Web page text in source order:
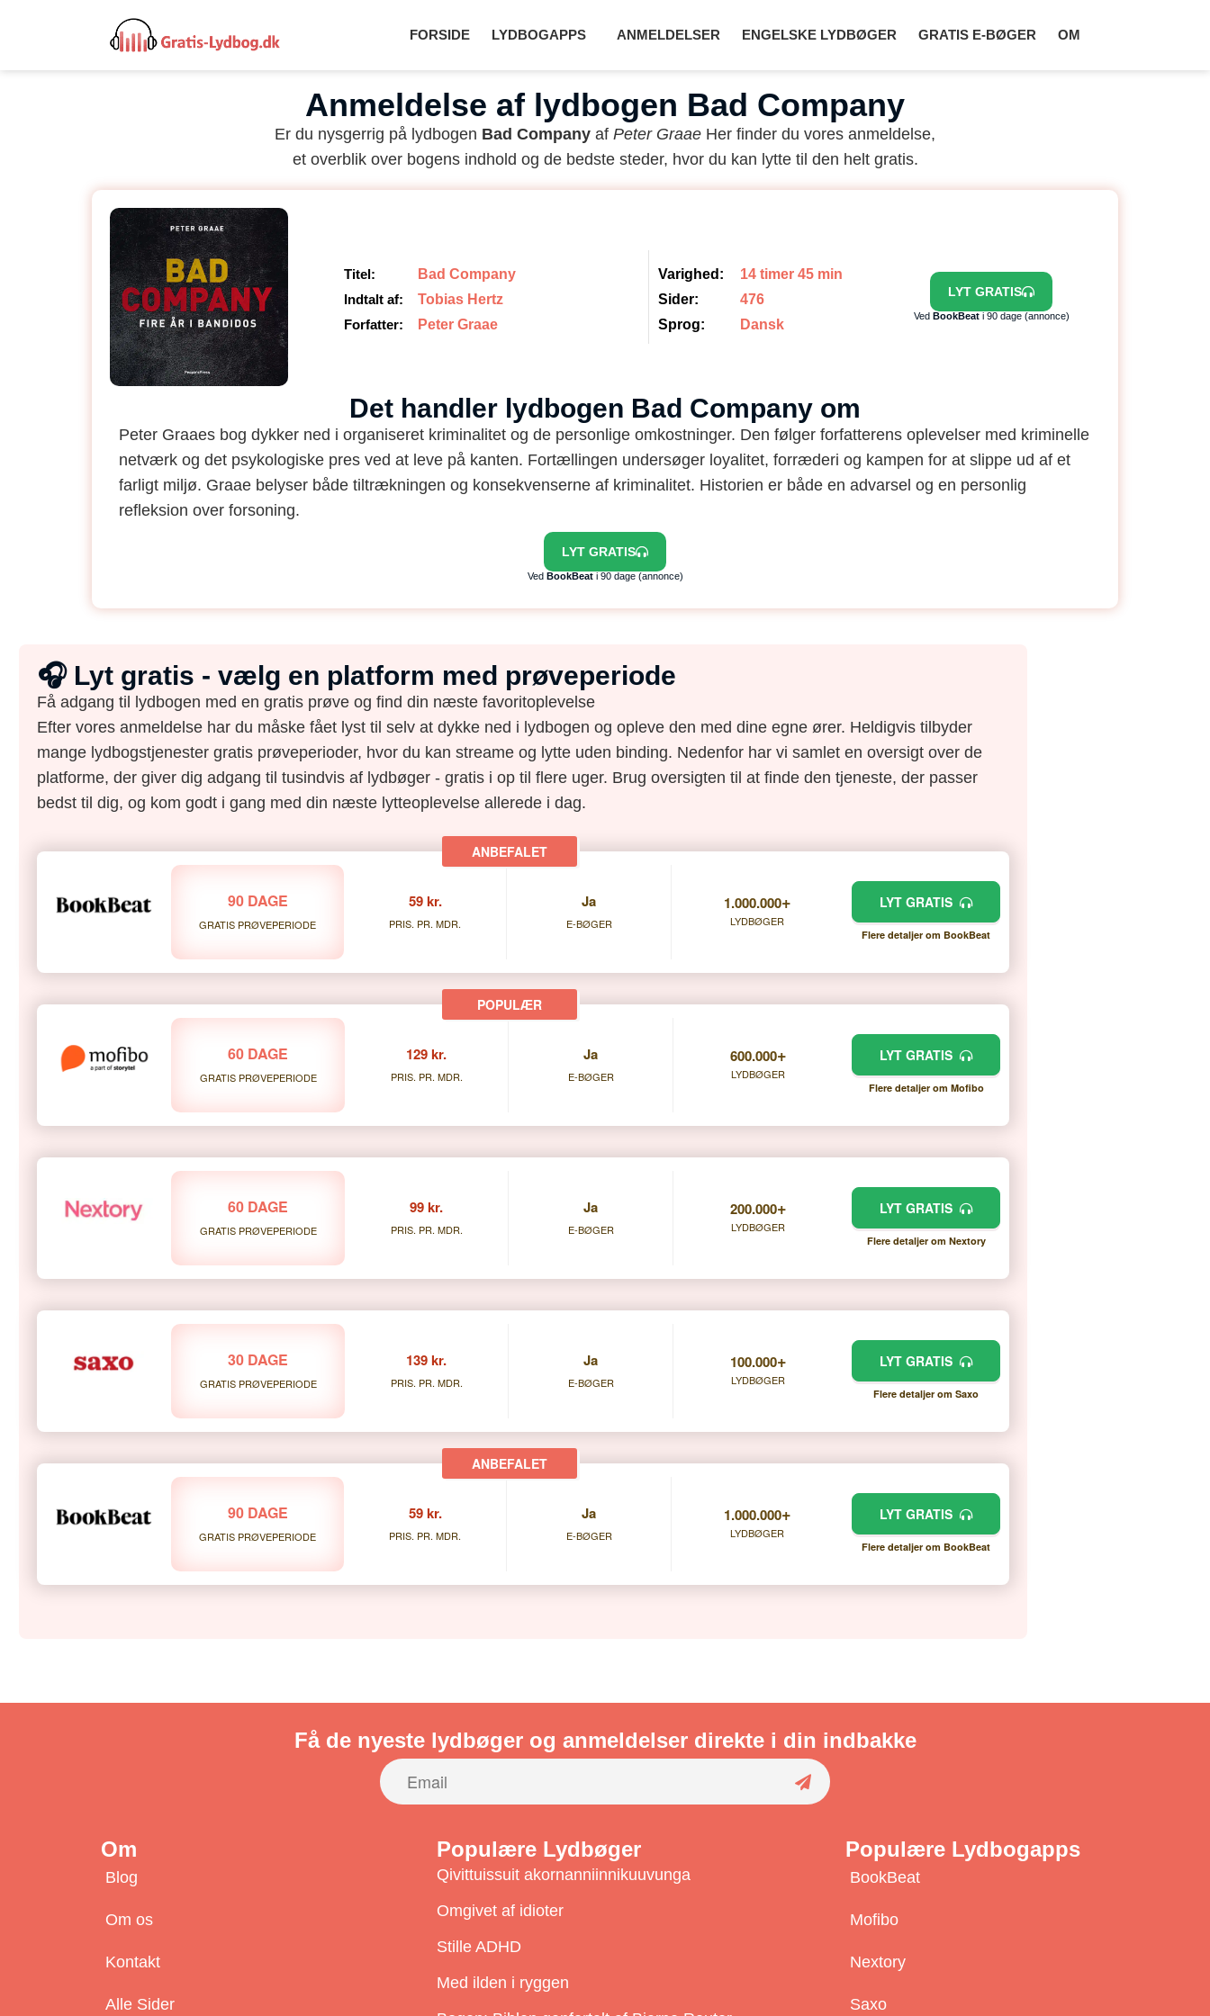
FORSIDE LYDBOGAPPS ANMELDELSER ENGELSKE LYDBØGER GRATIS E-BØGER OM
Anmeldelse af lydbogen Bad Company
Er du nysgerrig på lydbogen Bad Company af Peter Graae Her finder du vores anmeldelse,
et overblik over bogens indhold og de bedste steder, hvor du kan lytte til den helt gratis.
Titel:
Bad Company
Indtalt af:
Tobias Hertz
Forfatter:
Peter Graae
Varighed:
14 timer 45 min
Sider:
476
Sprog:
Dansk
LYT GRATIS
Ved BookBeati 90 dage (annonce)
Det handler lydbogen Bad Company om
Peter Graaes bog dykker ned i organiseret kriminalitet og de personlige omkostninger. Den følger forfatterens oplevelser med kriminelle
netværk og det psykologiske pres ved at leve på kanten. Fortællingen undersøger loyalitet, forræderi og kampen for at slippe ud af et
farligt miljø. Graae belyser både tiltrækningen og konsekvenserne af kriminalitet. Historien er både en advarsel og en personlig
refleksion over forsoning.
LYT GRATIS
Ved BookBeati 90 dage (annonce)
🎧 Lyt gratis - vælg en platform med prøveperiode
Få adgang til lydbogen med en gratis prøve og find din næste favoritoplevelse
Efter vores anmeldelse har du måske fået lyst til selv at dykke ned i lydbogen og opleve den med dine egne ører. Heldigvis tilbyder
mange lydbogstjenester gratis prøveperioder, hvor du kan streame og lytte uden binding. Nedenfor har vi samlet en oversigt over de
platforme, der giver dig adgang til tusindvis af lydbøger - gratis i op til flere uger. Brug oversigten til at finde den tjeneste, der passer
bedst til dig, og kom godt i gang med din næste lytteoplevelse allerede i dag.
90 DAGE
GRATIS PRØVEPERIODE
59 kr.
PRIS. PR. MDR.
Ja
E-BØGER
1.000.000+
LYDBØGER
LYT GRATIS
Flere detaljer om BookBeat
60 DAGE
GRATIS PRØVEPERIODE
129 kr.
PRIS. PR. MDR.
Ja
E-BØGER
600.000+
LYDBØGER
LYT GRATIS
Flere detaljer om Mofibo
60 DAGE
GRATIS PRØVEPERIODE
99 kr.
PRIS. PR. MDR.
Ja
E-BØGER
200.000+
LYDBØGER
LYT GRATIS
Flere detaljer om Nextory
30 DAGE
GRATIS PRØVEPERIODE
139 kr.
PRIS. PR. MDR.
Ja
E-BØGER
100.000+
LYDBØGER
LYT GRATIS
Flere detaljer om Saxo
90 DAGE
GRATIS PRØVEPERIODE
59 kr.
PRIS. PR. MDR.
Ja
E-BØGER
1.000.000+
LYDBØGER
LYT GRATIS
Flere detaljer om BookBeat
Få de nyeste lydbøger og anmeldelser direkte i din indbakke
S
Om
Blog
Om os
Kontakt
Alle Sider
Populære Lydbøger
Qivittuissuit akornanniinnikuuvunga
Omgivet af idioter
Stille ADHD
Med ilden i ryggen
Populære Lydbogapps
BookBeat
Mofibo
Nextory
Saxo